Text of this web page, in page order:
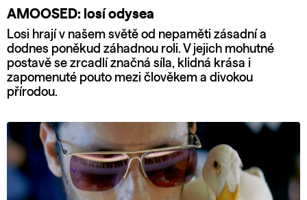
AMOOSED: losí odysea
Losi hrají v našem světě od nepaměti zásadní a
dodnes poněkud záhadnou roli. V jejich mohutné
postavě se zrcadlí značná síla, klidná krása i
zapomenuté pouto mezi člověkem a divokou
přírodou.